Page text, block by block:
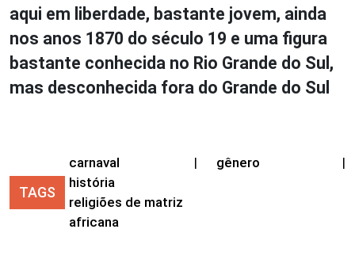
aqui em liberdade, bastante jovem, ainda
nos anos 1870 do século 19 e uma figura
bastante conhecida no Rio Grande do Sul,
mas desconhecida fora do Grande do Sul
TAGS
carnaval | gênero
|
história
religiões de matriz
africana